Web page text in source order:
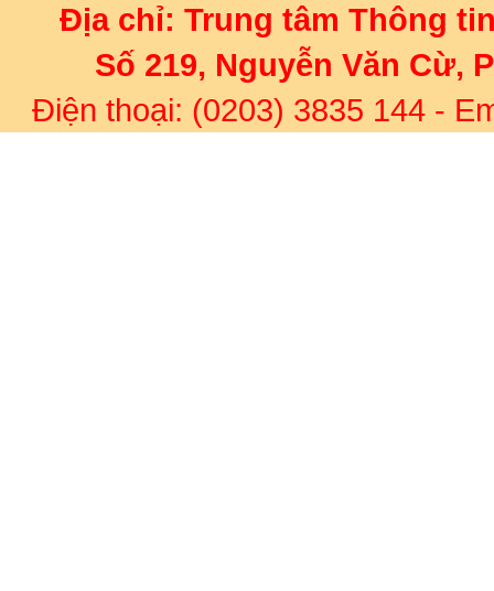
Địa chỉ: Trung tâm Thông
Số 219, Nguyễn Văn Cừ,
Điện thoại: (0203) 3835 144 -